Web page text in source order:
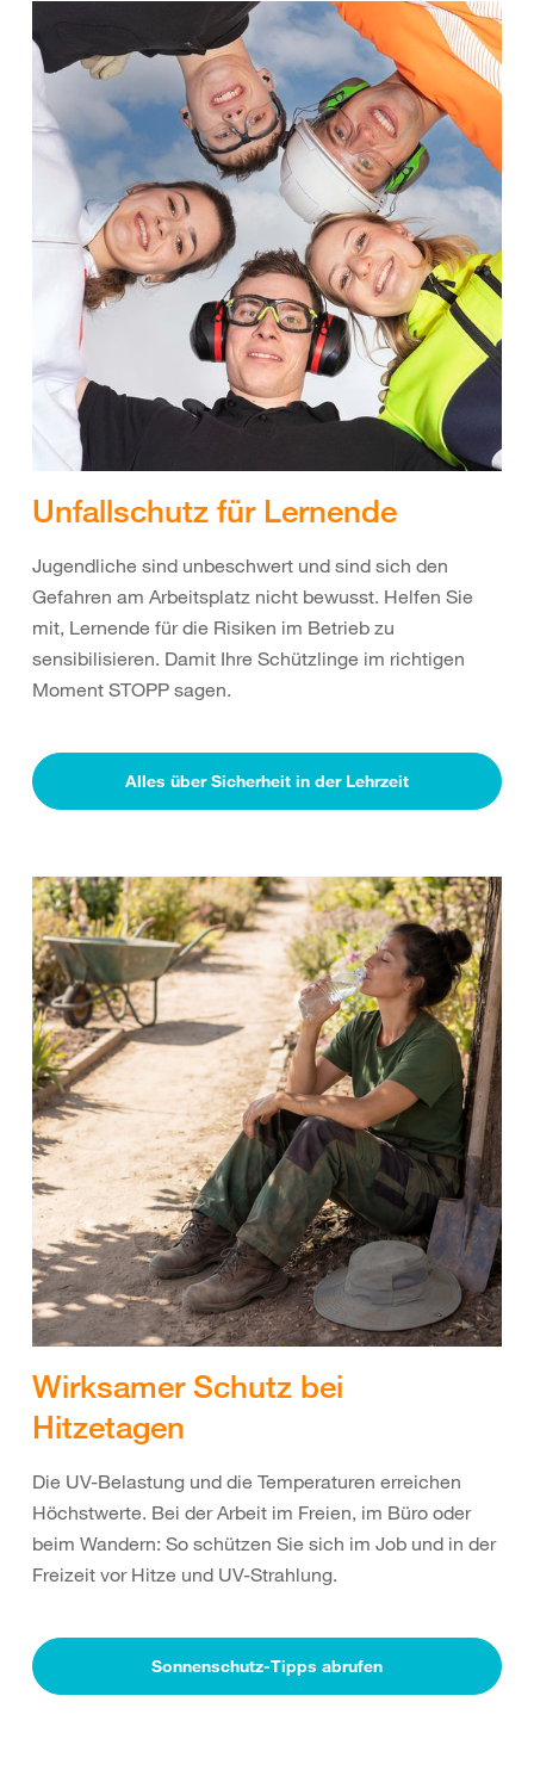
Unfallschutz für Lernende
Jugendliche sind unbeschwert und sind sich den
Gefahren am Arbeitsplatz nicht bewusst. Helfen Sie
mit, Lernende für die Risiken im Betrieb zu
sensibilisieren. Damit Ihre Schützlinge im richtigen
Moment STOPP sagen.
Alles über Sicherheit in der Lehrzeit
Wirksamer Schutz bei
Hitzetagen
Die UV-Belastung und die Temperaturen erreichen
Höchstwerte. Bei der Arbeit im Freien, im Büro oder
beim Wandern: So schützen Sie sich im Job und in der
Freizeit vor Hitze und UV-Strahlung.
Sonnenschutz-Tipps abrufen